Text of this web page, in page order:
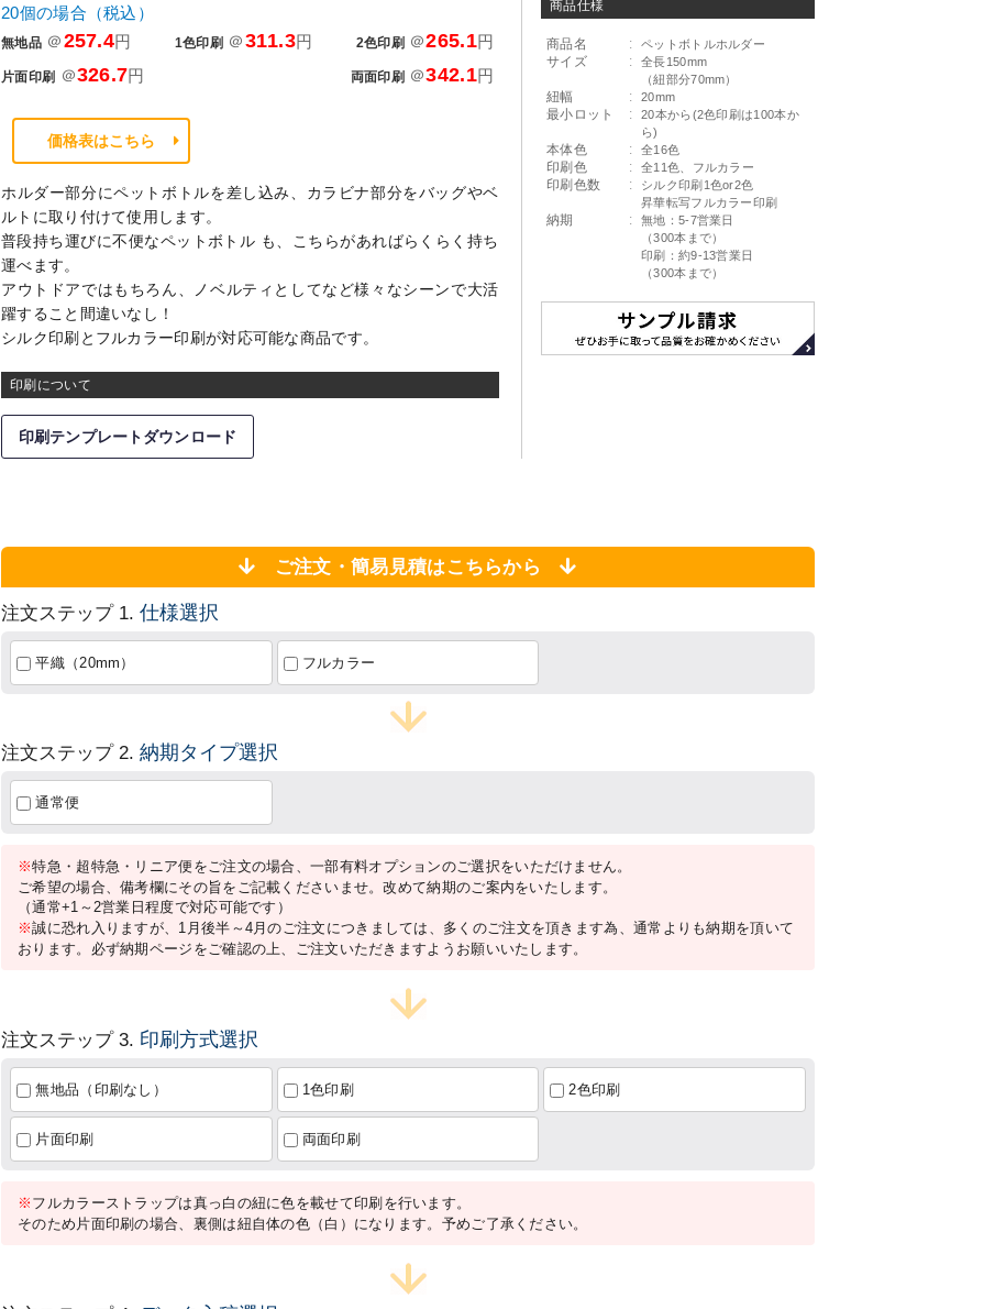
20個の場合（税込）
無地品 ＠257.4円 1色印刷 ＠311.3円 2色印刷 ＠265.1円
片面印刷 ＠326.7円 両面印刷 ＠342.1円
価格表はこちら
ホルダー部分にペットボトルを差し込み、カラビナ部分をバッグやベ
ルトに取り付けて使用します。
普段持ち運びに不便なペットボトル も、こちらがあればらくらく持ち
運べます。
アウトドアではもちろん、ノベルティとしてなど様々なシーンで大活
躍すること間違いなし！
シルク印刷とフルカラー印刷が対応可能な商品です。
印刷について
印刷テンプレートダウンロード
商品仕様
商品名 : ペットボトルホルダー
サイズ :
全長150mm
（紐部分70mm）
紐幅 : 20mm
最小ロット :
20本から(2色印刷は100本か
ら)
本体色 : 全16色
印刷色 : 全11色、フルカラー
印刷色数 :
シルク印刷1色or2色
昇華転写フルカラー印刷
納期 :
無地：5-7営業日
（300本まで）
印刷：約9-13営業日
（300本まで）
ご注文・簡易見積はこちらから
注文ステップ 1. 仕様選択
平織（20mm） フルカラー
注文ステップ 2. 納期タイプ選択
通常便
※特急・超特急・リニア便をご注文の場合、一部有料オプションのご選択をいただけません。
ご希望の場合、備考欄にその旨をご記載くださいませ。改めて納期のご案内をいたします。
（通常+1～2営業日程度で対応可能です）
※誠に恐れ入りますが、1月後半～4月のご注文につきましては、多くのご注文を頂きます為、通常よりも納期を頂いて
おります。必ず納期ページをご確認の上、ご注文いただきますようお願いいたします。
注文ステップ 3. 印刷方式選択
無地品（印刷なし） 1色印刷 2色印刷
片面印刷 両面印刷
※ フルカラーストラップは真っ白の紐に色を載せて印刷を行います。
そのため片面印刷の場合、裏側は紐自体の色（白）になります。予めご了承ください。